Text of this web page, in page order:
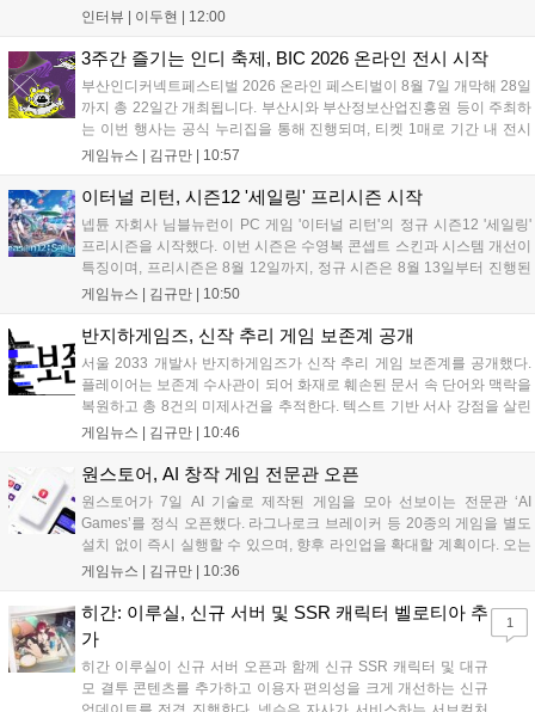
장이던 이민정이 이사를 맡았다. 출범 한 달여 만에 위메이드맥스의 전
들어왔다. 서비스 중인...
인터뷰 | 이두현 | 12:00
3주간 즐기는 인디 축제, BIC 2026 온라인 전시 시작
부산인디커넥트페스티벌 2026 온라인 페스티벌이 8월 7일 개막해 28일
까지 총 22일간 개최됩니다. 부산시와 부산정보산업진흥원 등이 주최하
는 이번 행사는 공식 누리집을 통해 진행되며, 티켓 1매로 기간 내 전시
작을 제한 없이 체험할 수 있습니다. 일반 및 루키 부문 등 다양한 인디게
세계 누구나 참여 가능한 이번 행사는 역대 최대 규모로 열려 인디게임
게임뉴스 | 김규만 | 10:57
이터널 리턴, 시즌12 '세일링' 프리시즌 시작
넵튠 자회사 님블뉴런이 PC 게임 '이터널 리턴'의 정규 시즌12 '세일링'
프리시즌을 시작했다. 이번 시즌은 수영복 콘셉트 스킨과 시스템 개선이
특징이며, 프리시즌은 8월 12일까지, 정규 시즌은 8월 13일부터 진행된
다. 실험체 관찰일지 추가와 후반부 전략 강화를 위한 다중 크로노 스피
대를 모으고 있다....
게임뉴스 | 김규만 | 10:50
반지하게임즈, 신작 추리 게임 보존계 공개
서울 2033 개발사 반지하게임즈가 신작 추리 게임 보존계를 공개했다.
플레이어는 보존계 수사관이 되어 화재로 훼손된 문서 속 단어와 맥락을
복원하고 총 8건의 미제사건을 추적한다. 텍스트 기반 서사 강점을 살린
이번 게임은 정보 조합과 사건 재구성이 핵심이며, 현재 스팀 상점 페이
개발에 박차를 가하고 있다....
게임뉴스 | 김규만 | 10:46
원스토어, AI 창작 게임 전문관 오픈
원스토어가 7일 AI 기술로 제작된 게임을 모아 선보이는 전문관 ‘AI
Games’를 정식 오픈했다. 라그나로크 브레이커 등 20종의 게임을 별도
설치 없이 즉시 실행할 수 있으며, 향후 라인업을 확대할 계획이다. 오는
11일부터는 게임 실행 시 할인 쿠폰을 지급하는 오픈 기념 이벤트도 진
있는 환경을 조성해 창작자와 이용자 모두에게 새로운 경험을 제공할 것
으로 기대된다....
게임뉴스 | 김규만 | 10:36
히간: 이루실, 신규 서버 및 SSR 캐릭터 벨로티아 추
가
히간 이루실이 신규 서버 오픈과 함께 신규 SSR 캐릭터 및 대규
모 결투 콘텐츠를 추가하고 이용자 편의성을 크게 개선하는 신규
1